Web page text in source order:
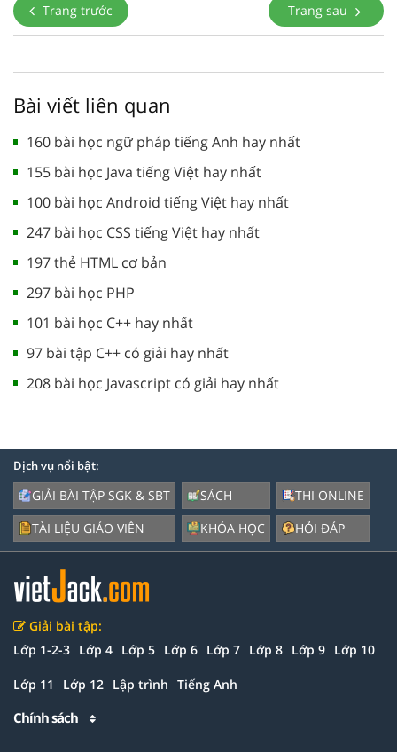
Trang trước Trang sau
Bài viết liên quan
160 bài học ngữ pháp tiếng Anh hay nhất
155 bài học Java tiếng Việt hay nhất
100 bài học Android tiếng Việt hay nhất
247 bài học CSS tiếng Việt hay nhất
197 thẻ HTML cơ bản
297 bài học PHP
101 bài học C++ hay nhất
97 bài tập C++ có giải hay nhất
208 bài học Javascript có giải hay nhất
Dịch vụ nổi bật:
GIẢI BÀI TẬP SGK & SBT
TÀI LIỆU GIÁO VIÊN
SÁCH
KHÓA HỌC
THI ONLINE
HỎI ĐÁP
Giải bài tập:
Lớp 1-2-3 Lớp 4 Lớp 5 Lớp 6 Lớp 7 Lớp 8 Lớp 9 Lớp 10
Lớp 11 Lớp 12 Lập trình Tiếng Anh
Chính sách